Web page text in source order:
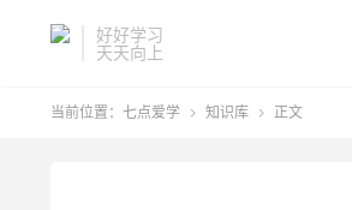
好好学习
天天向上
当前位置： 七点爱学  知识库  正文